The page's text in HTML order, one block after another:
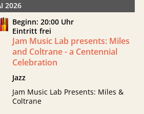
2026
Beginn: 20:00 Uhr
Eintritt frei
Jam Music Lab presents: Miles
and Coltrane - a Centennial
Celebration
Jazz
Jam Music Lab Presents: Miles &
Coltrane